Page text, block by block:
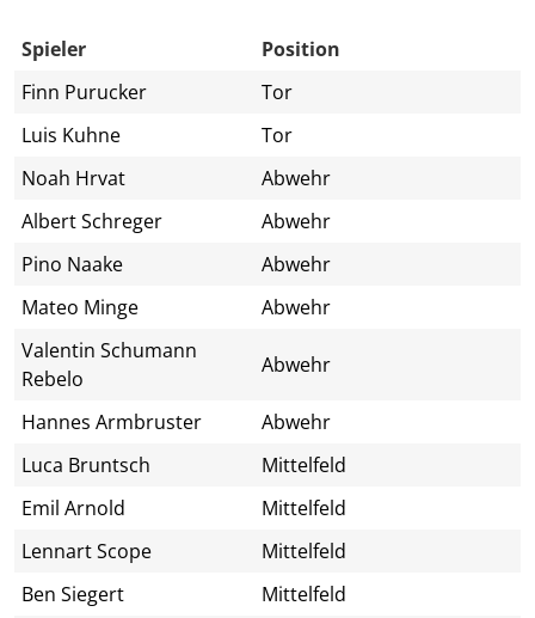
Spieler
Position
Finn Purucker
Tor
Luis Kuhne
Tor
Noah Hrvat
Abwehr
Albert Schreger
Abwehr
Pino Naake
Abwehr
Mateo Minge
Abwehr
Valentin Schumann
Rebelo
Abwehr
Hannes Armbruster
Abwehr
Luca Bruntsch
Mittelfeld
Emil Arnold
Mittelfeld
Lennart Scope
Mittelfeld
Ben Siegert
Mittelfeld